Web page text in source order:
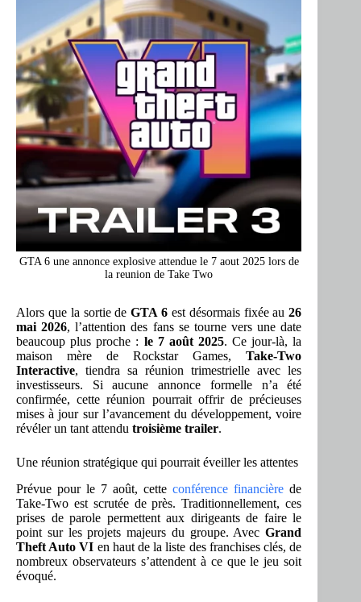
GTA 6 une annonce explosive attendue le 7 aout 2025 lors de
la reunion de Take Two
Alors que la sortie deGTA 6 est désormais fixée au26
mai 2026, l’attention des fans se tourne vers une date
beaucoup plus proche : le 7 août 2025. Ce jour-là, la
maison mère de Rockstar Games,Take-Two
Interactive, tiendra sa réunion trimestrielle avec les
investisseurs. Si aucune annonce formelle n’a été
confirmée, cette réunion pourrait offrir de précieuses
mises à jour sur l’avancement du développement, voire
révéler un tant attendu troisième trailer.
Une réunion stratégique qui pourrait éveiller les attentes
Prévue pour le 7 août, cetteconférence financière de
Take-Two est scrutée de près. Traditionnellement, ces
prises de parole permettent aux dirigeants de faire le
point sur les projets majeurs du groupe. AvecGrand
Theft Auto VI en haut de la liste des franchises clés, de
nombreux observateurs s’attendent à ce que le jeu soit
évoqué.